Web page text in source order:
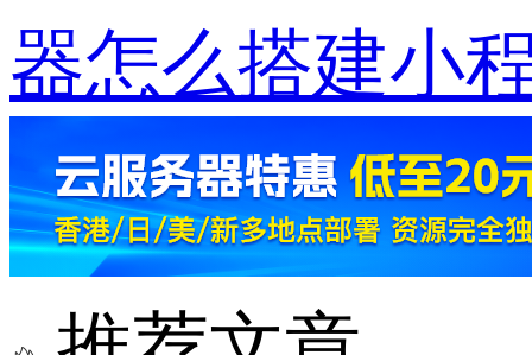
器怎么搭建小